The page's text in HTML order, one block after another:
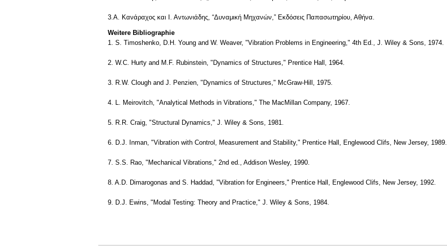
3.Α. Κανάραχος και Ι. Αντωνιάδης, “Δυναμική Μηχανών,” Εκδόσεις Παπασωτηρίου, Αθήνα.
Weitere Bibliographie
1. S. Timoshenko, D.H. Young and W. Weaver, "Vibration Problems in Engineering," 4th Ed., J. Wiley & Sons, 1974.
2. W.C. Hurty and M.F. Rubinstein, "Dynamics of Structures," Prentice Hall, 1964.
3. R.W. Clough and J. Penzien, "Dynamics of Structures," McGraw-Hill, 1975.
4. L. Meirovitch, "Analytical Methods in Vibrations," The MacMillan Company, 1967.
5. R.R. Craig, "Structural Dynamics," J. Wiley & Sons, 1981.
6. D.J. Inman, "Vibration with Control, Measurement and Stability," Prentice Hall, Englewood Clifs, New Jersey, 1989.
7. S.S. Rao, "Mechanical Vibrations," 2nd ed., Addison Wesley, 1990.
8. A.D. Dimarogonas and S. Haddad, "Vibration for Engineers," Prentice Hall, Englewood Clifs, New Jersey, 1992.
9. D.J. Ewins, "Modal Testing: Theory and Practice," J. Wiley & Sons, 1984.